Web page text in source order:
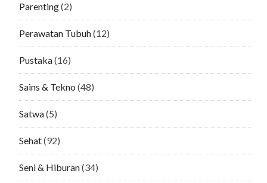
Parenting(2)
Perawatan Tubuh(12)
Pustaka(16)
Sains & Tekno (48)
Satwa(5)
Sehat(92)
Seni & Hiburan(34)